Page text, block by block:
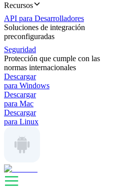
Recursos
API para Desarrolladores
Soluciones de integración
preconfiguradas
Seguridad
Protección que cumple con las
normas internacionales
Descargar
para Windows
Descargar
para Mac
Descargar
para Linux